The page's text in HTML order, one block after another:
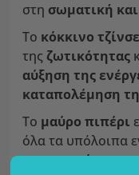
στη σωματική
Το κόκκινο
της ζωτικότητας
αύξηση της
καταπολέμηση
Το μαύρο πιπέρι
όλα τα υπόλοιπα
απορροφώνται